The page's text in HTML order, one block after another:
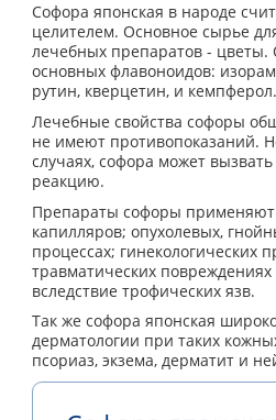
Софора японская в народе
целителем. Основное сырье
лечебных препаратов - цветы.
основных флавоноидов:
рутин, кверцетин, и кемпферол.
Лечебные свойства софоры
не имеют противопоказаний.
случаях, софора может
реакцию.
Препараты софоры применяют
капилляров; опухолевых,
процессах; гинекологических
травматических
вследствие трофических язв.
Так же софора японская
дерматологии при таких
псориаз, экзема, дерматит и